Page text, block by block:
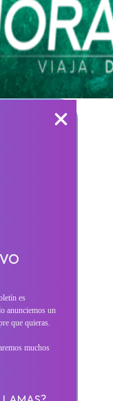
es
anunciemos un
que quieras.
muchos